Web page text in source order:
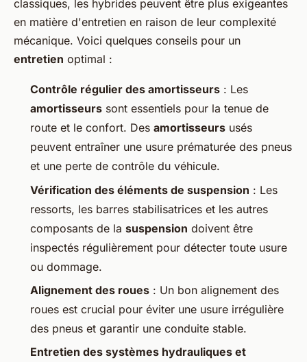
classiques, les hybrides peuvent être plus exigeantes
en matière d'entretien en raison de leur complexité
mécanique. Voici quelques conseils pour un
entretien optimal :
Contrôle régulier des amortisseurs : Les
amortisseurs sont essentiels pour la tenue de
route et le confort. Des amortisseurs usés
peuvent entraîner une usure prématurée des pneus
et une perte de contrôle du véhicule.
Vérification des éléments de suspension : Les
ressorts, les barres stabilisatrices et les autres
composants de la suspension doivent être
inspectés régulièrement pour détecter toute usure
ou dommage.
Alignement des roues : Un bon alignement des
roues est crucial pour éviter une usure irrégulière
des pneus et garantir une conduite stable.
Entretien des systèmes hydrauliques et